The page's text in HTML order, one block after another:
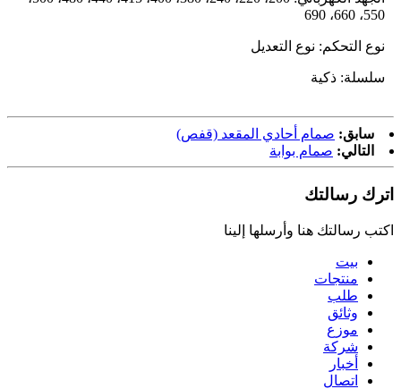
550، 660، 690
نوع التحكم: نوع التعديل
سلسلة: ذكية
سابق: صمام أحادي المقعد (قفص)
التالي: صمام بوابة
اترك رسالتك
اكتب رسالتك هنا وأرسلها إلينا
بيت
منتجات
طلب
وثائق
موزع
شركة
أخبار
اتصال